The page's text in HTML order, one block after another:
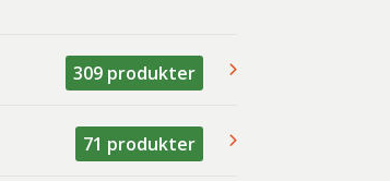
309 produkter
71 produkter